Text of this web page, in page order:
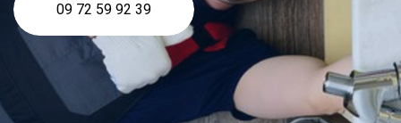
09 72 59 92 39